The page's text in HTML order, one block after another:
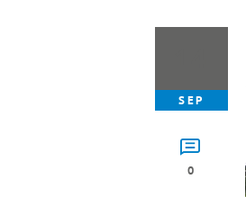
SEP
0